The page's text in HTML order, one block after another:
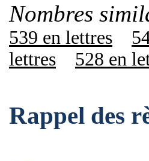
Nombres
539 en lettres
lettres
528 en
Rappel des